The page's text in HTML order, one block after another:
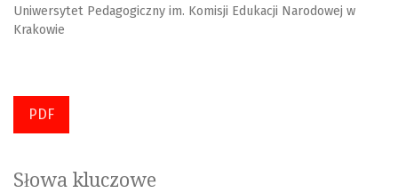
Uniwersytet Pedagogiczny im. Komisji Edukacji Narodowej w
Krakowie
PDF
Słowa kluczowe